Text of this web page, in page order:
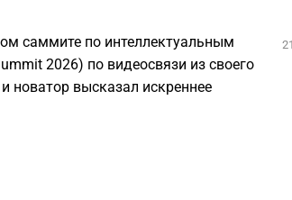
саммите по интеллектуальным
2026) по видеосвязи из своего
новатор высказал искреннее